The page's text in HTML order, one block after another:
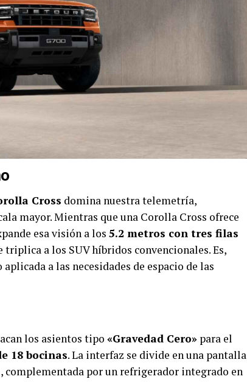
Cross domina nuestra telemetría,
mayor. Mientras que una Corolla Cross ofrece
esa visión a los 5.2 metros con tres filas
triplica a los SUV híbridos convencionales. Es,
a las necesidades de espacio de las
los asientos tipo «Gravedad Cero» para el
18 bocinas. La interfaz se divide en una pantalla
, complementada por un refrigerador integrado en